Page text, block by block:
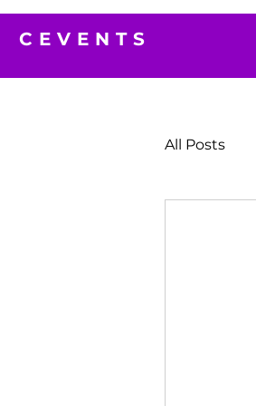
CEVENTS
All Posts